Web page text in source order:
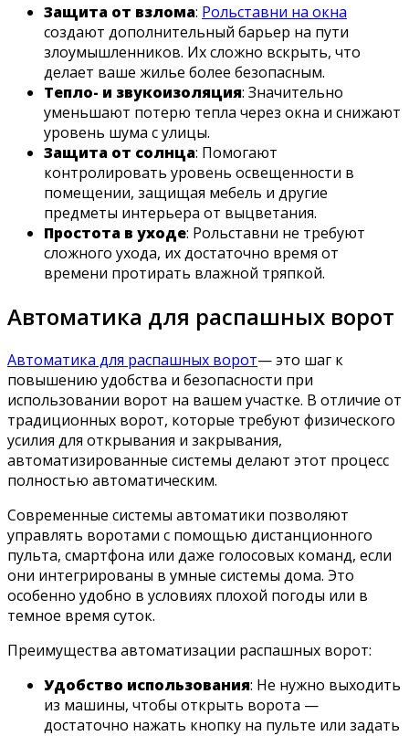
Защита от взлома: Рольставни на окна
создают дополнительный барьер на пути
злоумышленников. Их сложно вскрыть, что
делает ваше жилье более безопасным.
Тепло- и звукоизоляция: Значительно
уменьшают потерю тепла через окна и снижают
уровень шума с улицы.
Защита от солнца: Помогают
контролировать уровень освещенности в
помещении, защищая мебель и другие
предметы интерьера от выцветания.
Простота в уходе: Рольставни не требуют
сложного ухода, их достаточно время от
времени протирать влажной тряпкой.
Автоматика для распашных ворот
Автоматика для распашных ворот— это шаг к
повышению удобства и безопасности при
использовании ворот на вашем участке. В отличие от
традиционных ворот, которые требуют физического
усилия для открывания и закрывания,
автоматизированные системы делают этот процесс
полностью автоматическим.
Современные системы автоматики позволяют
управлять воротами с помощью дистанционного
пульта, смартфона или даже голосовых команд, если
они интегрированы в умные системы дома. Это
особенно удобно в условиях плохой погоды или в
темное время суток.
Преимущества автоматизации распашных ворот:
Удобство использования: Не нужно выходить
из машины, чтобы открыть ворота —
достаточно нажать кнопку на пульте или задать